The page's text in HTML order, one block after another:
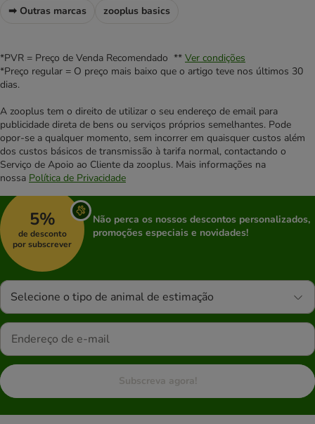
➡ Outras marcas
zooplus basics
*PVR = Preço de Venda Recomendado ** Ver condições
*Preço regular = O preço mais baixo que o artigo teve nos últimos 30
dias.
A zooplus tem o direito de utilizar o seu endereço de email para
publicidade direta de bens ou serviços próprios semelhantes. Pode
opor-se a qualquer momento, sem incorrer em quaisquer custos além
dos custos básicos de transmissão à tarifa normal, contactando o
Serviço de Apoio ao Cliente da zooplus. Mais informações na
nossa Política de Privacidade
5%
de desconto
por subscrever
Não perca os nossos descontos personalizados,
promoções especiais e novidades!
Selecione o tipo de animal de estimação
Subscreva agora!